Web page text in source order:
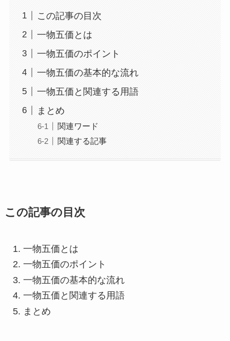
この記事の目次
一物五価とは
一物五価のポイント
一物五価の基本的な流れ
一物五価と関連する用語
まとめ
関連ワード
関連する記事
この記事の目次
一物五価とは
一物五価のポイント
一物五価の基本的な流れ
一物五価と関連する用語
まとめ